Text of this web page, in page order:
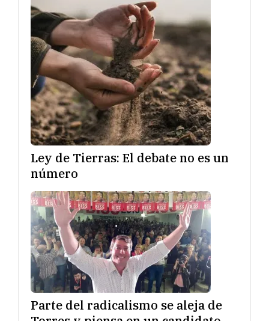
Ley de Tierras: El debate no es un
número
Parte del radicalismo se aleja de